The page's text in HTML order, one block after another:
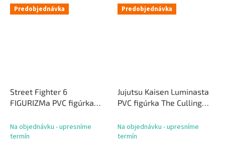
Predobjednávka
Street Fighter 6
FIGURIZMa PVC figúrka
Na objednávku - upresníme
termín
Predobjednávka
Jujutsu Kaisen Luminasta
PVC figúrka The Culling
Na objednávku - upresníme
termín